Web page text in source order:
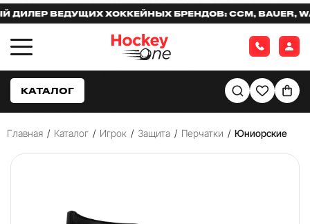
ВЕДУЩИХ ХОККЕЙНЫХ БРЕНДОВ: CCM, BAUER,
КАТАЛОГ
Главная / Каталог / Игрок / Защита / Перчатки / Юниорские